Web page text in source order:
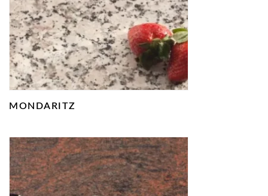
MONDARITZ